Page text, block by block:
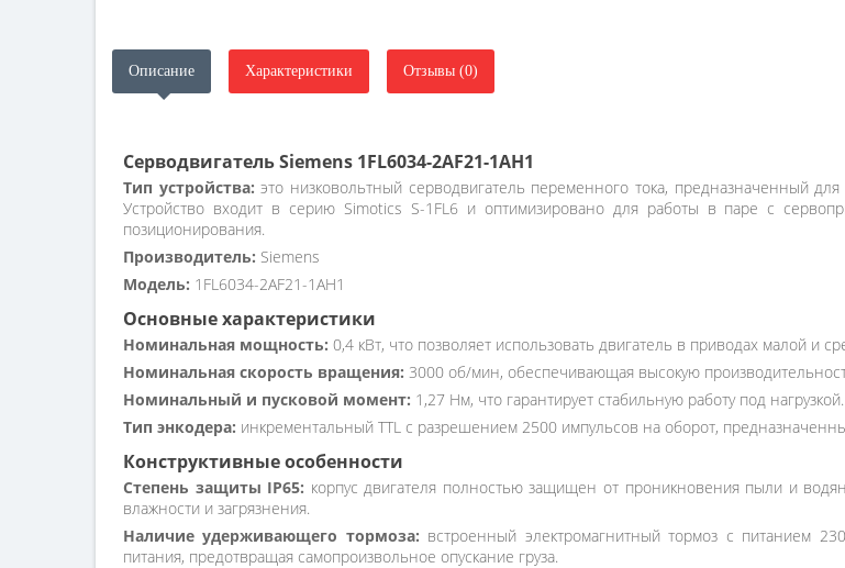
Описание Характеристики Отзывы (0)
Серводвигатель Siemens 1FL6034-2AF21-1AH1
Тип устройства: это низковольтный серводвигатель переменного тока, предназначенный
Устройство входит в серию Simotics S-1FL6 и оптимизировано для работы в паре с
позиционирования.
Производитель: Siemens
Модель: 1FL6034-2AF21-1AH1
Основные характеристики
Номинальная мощность: 0,4 кВт, что позволяет использовать двигатель в приводах малой и
Номинальная скорость вращения: 3000 об/мин, обеспечивающая высокую
Номинальный и пусковой момент: 1,27 Нм, что гарантирует стабильную работу под нагрузкой.
Тип энкодера: инкрементальный TTL с разрешением 2500 импульсов на оборот,
Конструктивные особенности
Степень защиты IP65: корпус двигателя полностью защищен от проникновения пыли и
влажности и загрязнения.
Наличие удерживающего тормоза: встроенный электромагнитный тормоз с питанием
питания, предотвращая самопроизвольное опускание груза.